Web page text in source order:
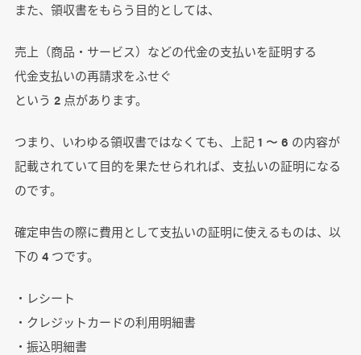
また、領収書をもらう目的としては、
売上（商品・サービス）などの代金の支払いを証明する
代金支払いの再請求をふせぐ
という 2 点があります。
つまり、いわゆる領収書ではなくても、上記 1 〜 6 の内容が
記載されていて目的を果たせられれば、支払いの証明になる
のです。
確定申告の際に費用として支払いの証明に使えるものは、以
下の 4 つです。
・レシート
・クレジットカードの利用明細書
・振込明細書